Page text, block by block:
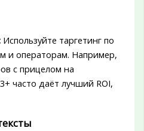
Используйте таргетинг по
и операторам. Например,
с прицелом на
часто даёт лучший ROI,